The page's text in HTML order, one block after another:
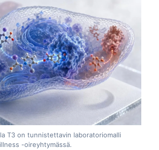
T3 on tunnistettavin laboratoriomalli
-oireyhtymässä.